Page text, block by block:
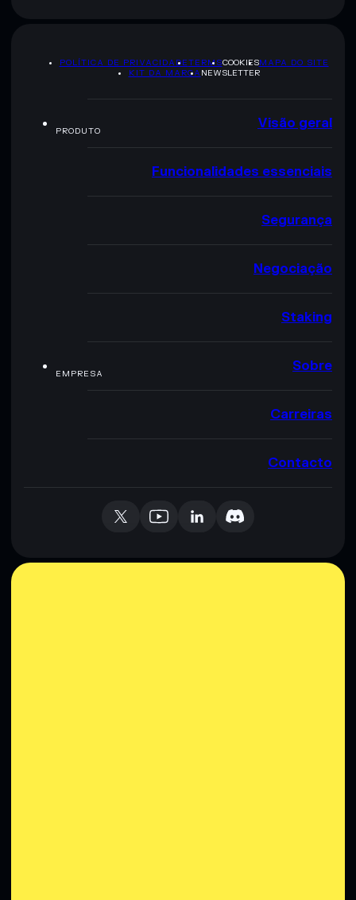
POLÍTICA DE PRIVACIDADETERMSCOOKIESMAPA DO SITE
KIT DA MARCA NEWSLETTER
PRODUTO Visão geral
Funcionalidades essenciais
Segurança
Negociação
Staking
EMPRESA Sobre
Carreiras
Contacto